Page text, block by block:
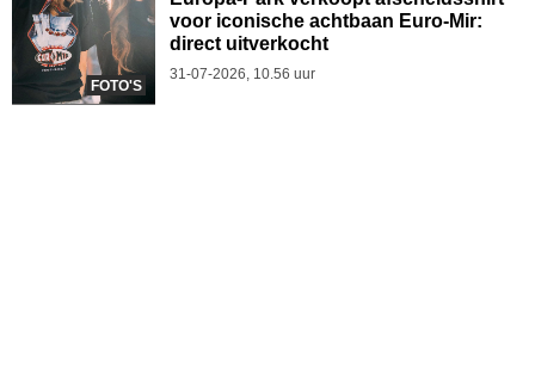
FOTO'S
voor iconische achtbaan Euro-Mir:
direct uitverkocht
31-07-2026, 10.56 uur